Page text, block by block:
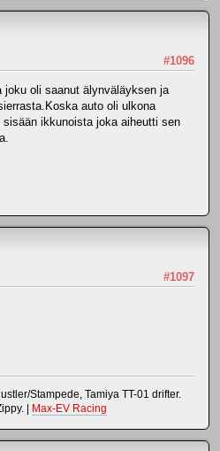
#1096
joku oli saanut älynväläyksen ja
auto oli ulkona
ikkunoista joka aiheutti sen
#1097
Stampede, Tamiya TT-01 drifter.
| Max-EV Racing